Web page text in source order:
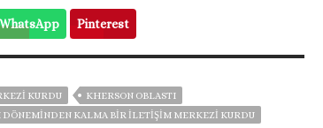
WhatsApp Pinterest
KURDU
KHERSON OBLASTI
DÖNEMINDEN KALMA BIR ILETIŞIM MERKEZI KURDU